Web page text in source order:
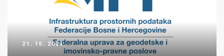
21. 10. 2024.